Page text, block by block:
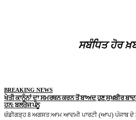
ਸਬੰਧਿਤ ਹੋਰ
BREAKING NEWS
ਖੇਤੀ ਕਾਨੂੰਨਾਂ ਦਾ ਸਮਰਥਨ ਕਰਨ ਤੋਂ ਬਾਅਦ ਹੁਣ ਸੁਖਬੀਰ
ਹਨ: ਬਲਤੇਜ ਪੰਨੂ
ਚੰਡੀਗੜ੍ਹ 8 ਅਗਸਤ:ਆਮ ਆਦਮੀ ਪਾਰਟੀ (ਆਪ) ਪੰਜਾਬ ਦੇ